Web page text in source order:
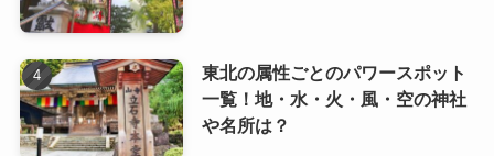
東北の属性ごとのパワースポット
一覧！地・水・火・風・空の神社
や名所は？